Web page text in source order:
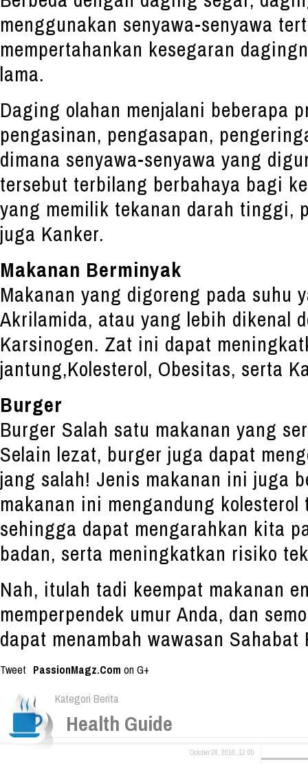
menggunakan senyawa-senyawa
mempertahankan kesegaran
lama.
Daging olahan menjalani beberapa
pengasinan, pengasapan,
dimana senyawa-senyawa yang
tersebut terbilang berbahaya bagi
yang memilik tekanan darah tinggi,
juga Kanker.
Makanan Berminyak
Makanan yang digoreng pada suhu
Akrilamida, atau yang lebih dikenal
Karsinogen. Zat ini dapat
jantung,Kolesterol, Obesitas, serta
Burger
Burger Salah satu makanan yang
Selain lezat, burger juga dapat
jang salah! Jenis makanan ini juga
makanan ini mengandung
sehingga dapat mengarahkan kita
badan, serta meningkatkan risiko
Nah, itulah tadi keempat makanan
memperpendek umur Anda, dan
dapat menambah wawasan Sahabat
Tweet PassionMagz.Com on G+
Kategori Berita
Health Guide
October 26, 2016, 12:00